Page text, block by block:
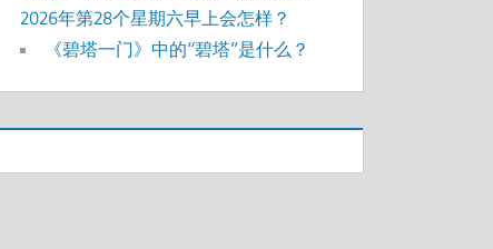
2026年第28个星期六早上会怎样？
《碧塔一门》中的“碧塔”是什么？